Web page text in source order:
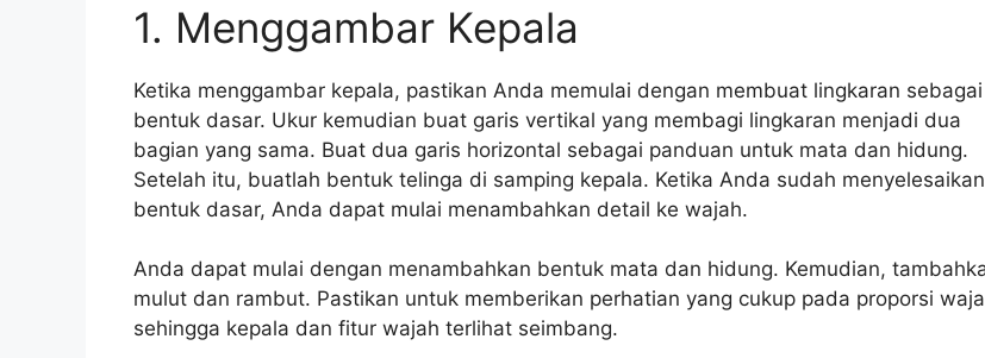
1. Menggambar Kepala
Ketika menggambar kepala, pastikan Anda memulai dengan membuat lingkaran sebagai
bentuk dasar. Ukur kemudian buat garis vertikal yang membagi lingkaran menjadi dua
bagian yang sama. Buat dua garis horizontal sebagai panduan untuk mata dan hidung.
Setelah itu, buatlah bentuk telinga di samping kepala. Ketika Anda sudah menyelesaikan
bentuk dasar, Anda dapat mulai menambahkan detail ke wajah.
Anda dapat mulai dengan menambahkan bentuk mata dan hidung. Kemudian,
mulut dan rambut. Pastikan untuk memberikan perhatian yang cukup pada proporsi
sehingga kepala dan fitur wajah terlihat seimbang.